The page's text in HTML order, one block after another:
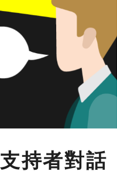
持者對話